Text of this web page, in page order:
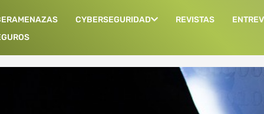
CYBERSEGURIDAD REVISTAS